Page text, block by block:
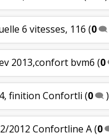
6 vitesses, 116 (0
2013,confort bvm6 (0
finition Confortli (0 )
2012 Confortline A(0